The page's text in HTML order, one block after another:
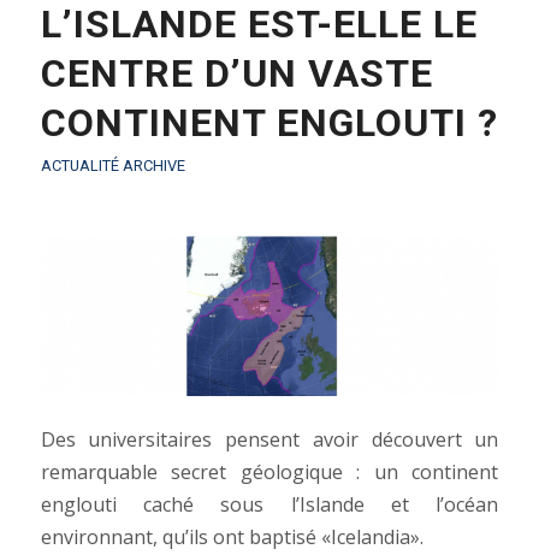
L’ISLANDE EST-ELLE LE
CENTRE D’UN VASTE
CONTINENT ENGLOUTI ?
ACTUALITÉ ARCHIVE
Des universitaires pensent avoir découvert un
remarquable secret géologique : un continent
englouti caché sous l’Islande et l’océan
environnant, qu’ils ont baptisé «Icelandia».